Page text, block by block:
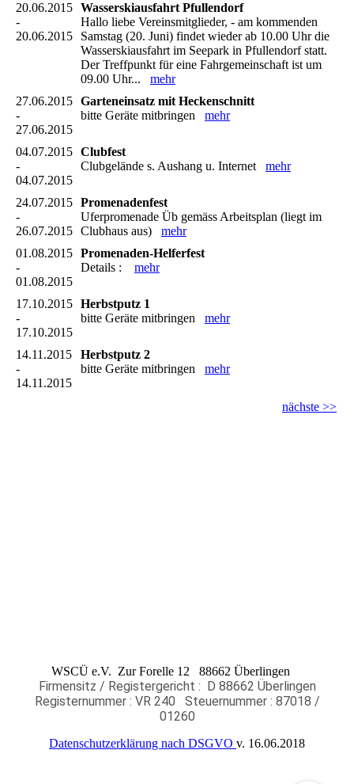
20.06.2015
-
20.06.2015
Wasserskiausfahrt Pfullendorf
Hallo liebe Vereinsmitglieder, - am kommenden
Samstag (20. Juni) findet wieder ab 10.00 Uhr die
Wasserskiausfahrt im Seepark in Pfullendorf statt.
Der Treffpunkt für eine Fahrgemeinschaft ist um
09.00 Uhr... mehr
27.06.2015
-
27.06.2015
Garteneinsatz mit Heckenschnitt
bitte Geräte mitbringen mehr
04.07.2015
-
04.07.2015
Clubfest
Clubgelände s. Aushang u. Internet mehr
24.07.2015
-
26.07.2015
Promenadenfest
Uferpromenade Üb gemäss Arbeitsplan (liegt im
Clubhaus aus) mehr
01.08.2015
-
01.08.2015
Promenaden-Helferfest
Details : mehr
17.10.2015
-
17.10.2015
Herbstputz 1
bitte Geräte mitbringen mehr
14.11.2015
-
14.11.2015
Herbstputz 2
bitte Geräte mitbringen mehr
nächste >>
WSCÜ e.V. Zur Forelle 12 88662 Überlingen
Firmensitz / Registergericht : D 88662 Überlingen
Registernummer : VR 240 Steuernummer : 87018 /
01260
Datenschutzerklärung nach DSGVO v. 16.06.2018